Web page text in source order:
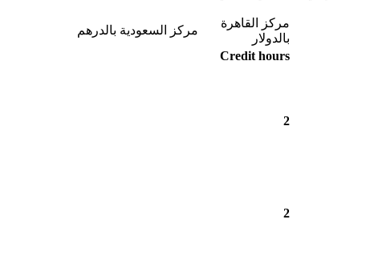
مركز القاهرة
بالدولار
مركز السعودية بالدرهم
Credit hours
2
2